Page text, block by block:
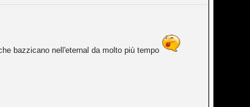
bazzicano nell'eternal da molto più tempo